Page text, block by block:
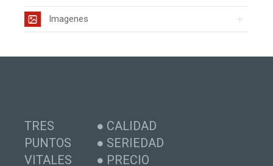
Imagenes
TRES
PUNTOS
VITALES
● CALIDAD
● SERIEDAD
● PRECIO